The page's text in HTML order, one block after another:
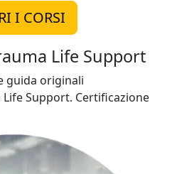
I CORSI
Life Support
guida originali
Support. Certificazione